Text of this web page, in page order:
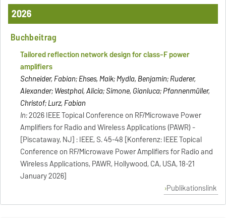
2026
Buchbeitrag
Tailored reflection network design for class-F power
amplifiers
Schneider, Fabian; Ehses, Maik; Mydla, Benjamin; Ruderer,
Alexander; Westphal, Alicia; Simone, Gianluca; Pfannenmüller,
Christof; Lurz, Fabian
In:2026 IEEE Topical Conference on RF/Microwave Power
Amplifiers for Radio and Wireless Applications (PAWR) -
[Piscataway, NJ] : IEEE, S. 45-48 [Konferenz: IEEE Topical
Conference on RF/Microwave Power Amplifiers for Radio and
Wireless Applications, PAWR, Hollywood, CA, USA, 18-21
January 2026]
Publikationslink